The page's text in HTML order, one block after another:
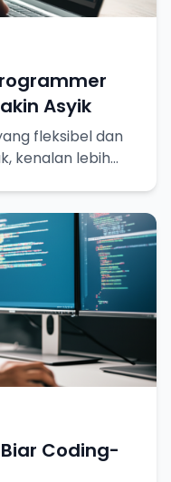
Asyik
fleksibel dan
kenalan lebih
Coding-